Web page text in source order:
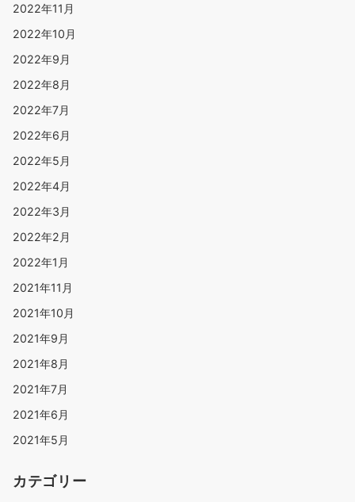
2022年11月
2022年10月
2022年9月
2022年8月
2022年7月
2022年6月
2022年5月
2022年4月
2022年3月
2022年2月
2022年1月
2021年11月
2021年10月
2021年9月
2021年8月
2021年7月
2021年6月
2021年5月
カテゴリー